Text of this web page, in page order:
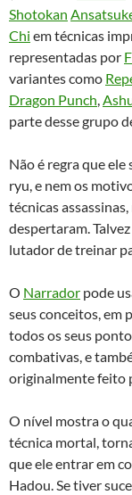
Shotokan
Chi em técnicas
representadas por
variantes como
Dragon Punch,
parte desse grupo
Não é regra que
ryu, e nem os
técnicas
despertaram.
lutador de treinar
O Narrador pode
seus conceitos, em
todos os seus
combativas, e
originalmente feito
O nível mostra o
técnica mortal,
que ele entrar em
Hadou. Se tiver